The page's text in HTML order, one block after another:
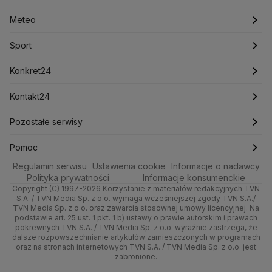
Lotnisko Chopina
Mariusz Błaszczak
Mark Zuckerberg
Ministerstwo Aktywów Państwowych
Ministerstwo Infrastruktury
Ministerstwo Rolnictwa
Ministerstwo Rozwoju i Technologii
Ministerstwo Sportu i Turystyki
Ministerstwo Cyfryzacji
Ministerstwo Edukacji Narodowej
Ministerstwo Finansów
Ministerstwo Klimatu i Środowiska
Ministerstwo Nauki i Szkolnictwa Wyższego
Meteo
Sport
Zdrowie
Technologia
Quizy
Tematy
Artykuły
Newslettery
Fakty o Świecie
Ludzie Faktów
Łódź
Katowice
Kraków
Poznań
Trójmiasto
Kielce
Kujawsko-pomorskie
Lublin
Lubuskie
Najnowsze
Notowania
Pieniądze
Nieruchomości
Rynki
Dla firm
Handel
Ze świata
Tech
Moto
Meteo
Pogoda godzinowa
Pogoda długoterminowa
Pogoda na jutro
Pogoda na weekend
Najnowsze
Polska
Prognoza
Świat
Nauka
Sport
Piłka Nożna
Tenis
Kolarstwo
Skoki Narciarskie
Sporty zimowe
Lekkoatletyka
Siatkówka
F1
Konkret24
Najnowsze
Polska
Świat
Polityka
Zdrowie
Tech
Nauka
Kontakt24
Najnowsze
Gorące Tematy
Wyślij zgłoszenie
Pozostałe serwisy
TVN
Dzień Dobry TVN
Uwaga TVN
HGTV
TVN Turbo
Pomoc
Centrum pomocy
Test zgodności
Oglądaj na TV
Zrealizuj voucher
Regulamin serwisu Ustawienia cookie
Informacje o nadawcy
Polityka prywatności
Informacje konsumenckie
Copyright (C) 1997-2026 Korzystanie z materiałów redakcyjnych TVN
S.A. / TVN Media Sp. z o.o. wymaga wcześniejszej zgody TVN S.A./
TVN Media Sp. z o.o. oraz zawarcia stosownej umowy licencyjnej. Na
podstawie art. 25 ust. 1 pkt. 1 b) ustawy o prawie autorskim i prawach
pokrewnych TVN S.A. / TVN Media Sp. z o.o. wyraźnie zastrzega, że
dalsze rozpowszechnianie artykułów zamieszczonych w programach
oraz na stronach internetowych TVN S.A. / TVN Media Sp. z o.o. jest
zabronione.